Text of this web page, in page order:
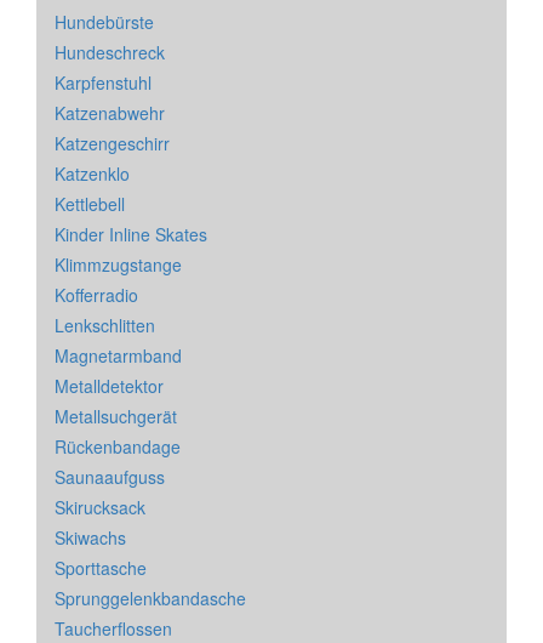
Hundebürste
Hundeschreck
Karpfenstuhl
Katzenabwehr
Katzengeschirr
Katzenklo
Kettlebell
Kinder Inline Skates
Klimmzugstange
Kofferradio
Lenkschlitten
Magnetarmband
Metalldetektor
Metallsuchgerät
Rückenbandage
Saunaaufguss
Skirucksack
Skiwachs
Sporttasche
Sprunggelenkbandasche
Taucherflossen